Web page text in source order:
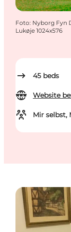
45 beds
Website
Mir selbst,
Foto: Nyborg Fyn
Lukøje 1024x576